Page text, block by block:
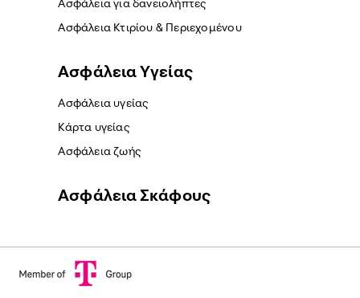
Ασφάλεια Κτιρίου & Περιεχομένου
Ασφάλεια Yγείας
Ασφάλεια υγείας
Κάρτα υγείας
Ασφάλεια ζωής
Ασφάλεια Σκάφους